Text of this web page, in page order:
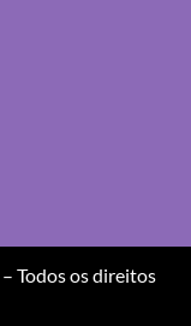
Todos os direitos